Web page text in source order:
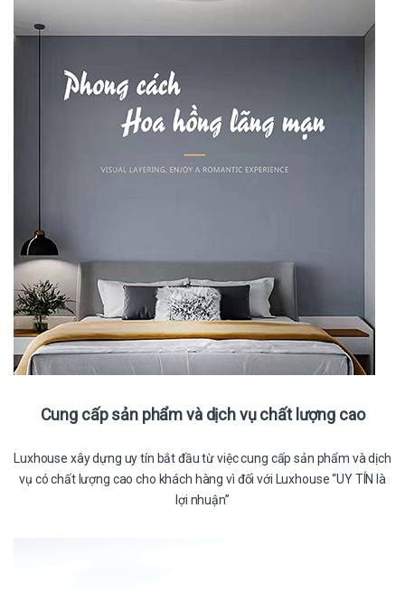
Cung cấp sản phẩm và dịch vụ chất lượng cao
Luxhouse xây dựng uy tín bắt đầu từ việc cung cấp sản phẩm và dịch
vụ có chất lượng cao cho khách hàng vì đối với Luxhouse “UY TÍN là
lợi nhuận”